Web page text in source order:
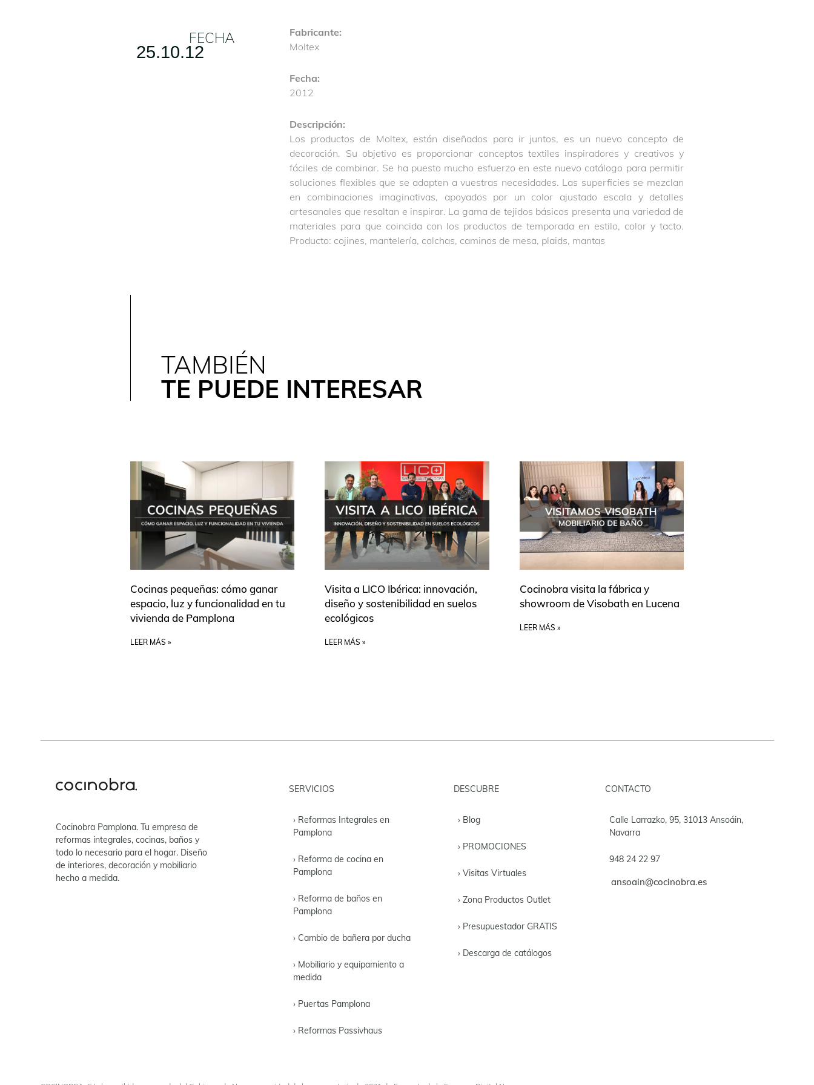
FECHA
25.10.12
Fabricante:
Moltex
Fecha:
2012
Descripción:
Los productos de Moltex, están diseñados para ir juntos, es un nuevo concepto de
decoración. Su objetivo es proporcionar conceptos textiles inspiradores y creativos y
fáciles de combinar. Se ha puesto mucho esfuerzo en este nuevo catálogo para permitir
soluciones flexibles que se adapten a vuestras necesidades. Las superficies se mezclan
en combinaciones imaginativas, apoyados por un color ajustado escala y detalles
artesanales que resaltan e inspirar. La gama de tejidos básicos presenta una variedad de
materiales para que coincida con los productos de temporada en estilo, color y tacto.
Producto: cojines, mantelería, colchas, caminos de mesa, plaids, mantas
TAMBIÉN
TE PUEDE INTERESAR
Cocinas pequeñas: cómo ganar
espacio, luz y funcionalidad en tu
vivienda de Pamplona
LEER MÁS »
Visita a LICO Ibérica: innovación,
diseño y sostenibilidad en suelos
ecológicos
LEER MÁS »
Cocinobra visita la fábrica y
showroom de Visobath en Lucena
LEER MÁS »
Cocinobra Pamplona. Tu empresa de
reformas integrales, cocinas, baños y
todo lo necesario para el hogar. Diseño
de interiores, decoración y mobiliario
hecho a medida.
SERVICIOS
› Reformas Integrales en
Pamplona
› Reforma de cocina en
Pamplona
› Reforma de baños en
Pamplona
› Cambio de bañera por ducha
› Mobiliario y equipamiento a
medida
› Puertas Pamplona
› Reformas Passivhaus
DESCUBRE
› Blog
› PROMOCIONES
› Visitas Virtuales
› Zona Productos Outlet
› Presupuestador GRATIS
› Descarga de catálogos
CONTACTO
Calle Larrazko, 95, 31013 Ansoáin,
Navarra
948 24 22 97
ansoain@cocinobra.es